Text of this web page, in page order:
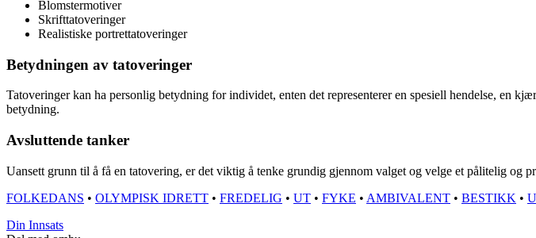
Blomstermotiver
Skrifttatoveringer
Realistiske portrettatoveringer
Betydningen av tatoveringer
Tatoveringer kan ha personlig betydning for individet, enten det representerer en spesiell hendelse, en
betydning.
Avsluttende tanker
Uansett grunn til å få en tatovering, er det viktig å tenke grundig gjennom valget og velge et pålitelig og
FOLKEDANS • OLYMPISK IDRETT • FREDELIG • UT • FYKE • AMBIVALENT • BESTIKK •
Din Innsats